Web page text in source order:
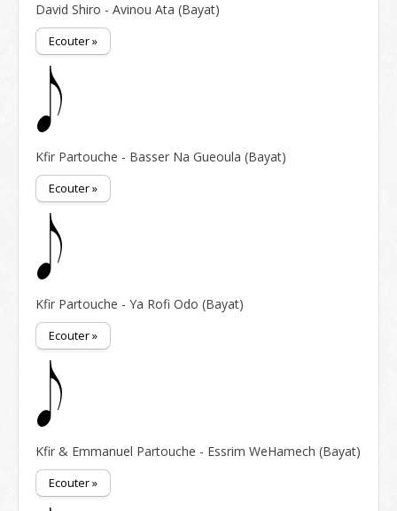
David Shiro - Avinou Ata (Bayat)
Ecouter »
Kfir Partouche - Basser Na Gueoula (Bayat)
Ecouter »
Kfir Partouche - Ya Rofi Odo (Bayat)
Ecouter »
Kfir & Emmanuel Partouche - Essrim WeHamech (Bayat)
Ecouter »